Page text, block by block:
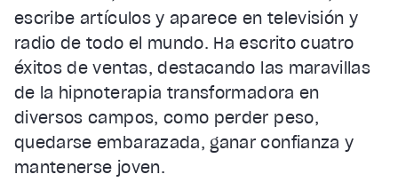
escribe artículos y aparece en televisión y
radio de todo el mundo. Ha escrito cuatro
éxitos de ventas, destacando las maravillas
de la hipnoterapia transformadora en
diversos campos, como perder peso,
quedarse embarazada, ganar confianza y
mantenerse joven.